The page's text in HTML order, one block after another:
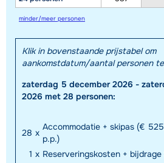
minder/meer personen
Klik in bovenstaande prijstabel om
aankomstdatum/aantal personen
zaterdag 5 december 2026 -
2026 met 28 personen:
28 x
Accommodatie + skipas (€
p.p.)
1 x Reserveringskosten + bijdrage